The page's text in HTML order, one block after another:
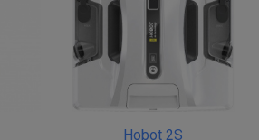
Hobot 2S